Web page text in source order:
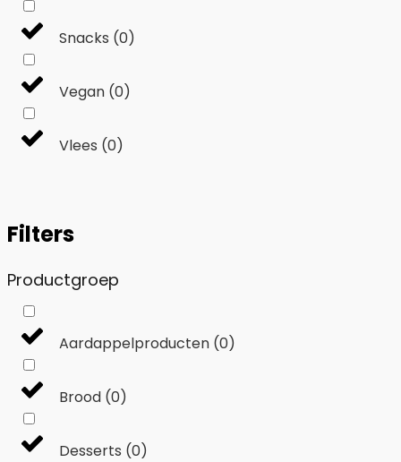
Snacks (0)
Vegan (0)
Vlees (0)
Filters
Productgroep
Aardappelproducten (0)
Brood (0)
Desserts (0)